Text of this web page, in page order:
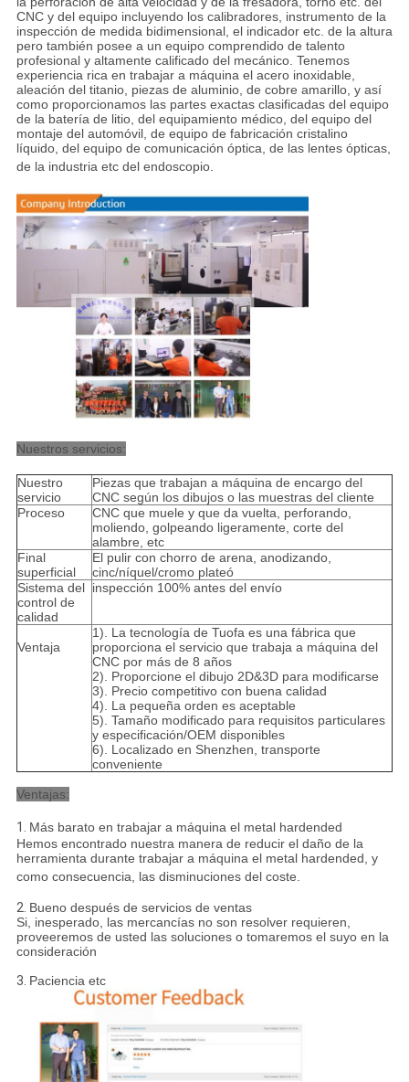
CNC y del equipo incluyendo los calibradores, instrumento de la
inspección de medida bidimensional, el indicador etc. de la altura
pero también posee a un equipo comprendido de talento
profesional y altamente calificado del mecánico. Tenemos
experiencia rica en trabajar a máquina el acero inoxidable,
aleación del titanio, piezas de aluminio, de cobre amarillo, y así
como proporcionamos las partes exactas clasificadas del equipo
de la batería de litio, del equipamiento médico, del equipo del
montaje del automóvil, de equipo de fabricación cristalino
líquido, del equipo de comunicación óptica, de las lentes ópticas,
de la industria etc del endoscopio.
Nuestros servicios:
Nuestro
servicio
Piezas que trabajan a máquina de encargo del
CNC según los dibujos o las muestras del cliente
Proceso
CNC que muele y que da vuelta, perforando,
moliendo, golpeando ligeramente, corte del
alambre, etc
Final
superficial
El pulir con chorro de arena, anodizando,
cinc/níquel/cromo plateó
Sistema del
control de
calidad
inspección 100% antes del envío
Ventaja
1). La tecnología de Tuofa es una fábrica que
proporciona el servicio que trabaja a máquina del
CNC por más de 8 años
2). Proporcione el dibujo 2D&3D para modificarse
3). Precio competitivo con buena calidad
4). La pequeña orden es aceptable
5). Tamaño modificado para requisitos particulares
y especificación/OEM disponibles
6). Localizado en Shenzhen, transporte
conveniente
Ventajas:
1. Más barato en trabajar a máquina el metal hardended
Hemos encontrado nuestra manera de reducir el daño de la
herramienta durante trabajar a máquina el metal hardended, y
como consecuencia, las disminuciones del coste.
2. Bueno después de servicios de ventas
Si, inesperado, las mercancías no son resolver requieren,
proveeremos de usted las soluciones o tomaremos el suyo en la
consideración
3. Paciencia etc